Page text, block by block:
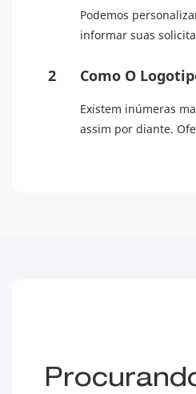
Podemos
informar suas
2 Como O
Existem inúmeras
assim por diante.